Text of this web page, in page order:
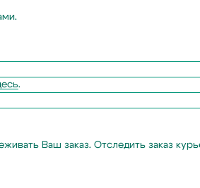
.
Ваш заказ. Отследить заказ